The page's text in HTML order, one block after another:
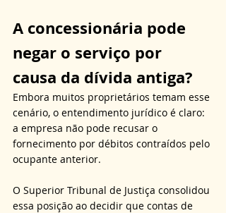
A concessionária pode
negar o serviço por
causa da dívida antiga?
Embora muitos proprietários temam esse
cenário, o entendimento jurídico é claro:
a empresa não pode recusar o
fornecimento por débitos contraídos pelo
ocupante anterior.
O Superior Tribunal de Justiça consolidou
essa posição ao decidir que contas de